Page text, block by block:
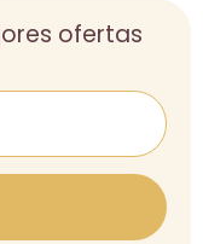
ofertas